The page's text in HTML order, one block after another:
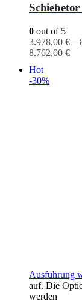
0 out of 5
3.978,00 € –
8.762,00 €
Hot
-30%
Ausführung
auf. Die
werden